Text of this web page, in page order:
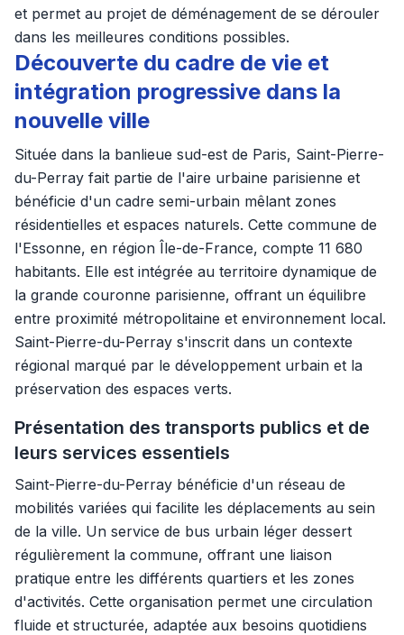
et permet au projet de déménagement de se dérouler
dans les meilleures conditions possibles.
Découverte du cadre de vie et
intégration progressive dans la
nouvelle ville
Située dans la banlieue sud-est de Paris, Saint-Pierre-
du-Perray fait partie de l'aire urbaine parisienne et
bénéficie d'un cadre semi-urbain mêlant zones
résidentielles et espaces naturels. Cette commune de
l'Essonne, en région Île-de-France, compte 11 680
habitants. Elle est intégrée au territoire dynamique de
la grande couronne parisienne, offrant un équilibre
entre proximité métropolitaine et environnement local.
Saint-Pierre-du-Perray s'inscrit dans un contexte
régional marqué par le développement urbain et la
préservation des espaces verts.
Présentation des transports publics et de
leurs services essentiels
Saint-Pierre-du-Perray bénéficie d'un réseau de
mobilités variées qui facilite les déplacements au sein
de la ville. Un service de bus urbain léger dessert
régulièrement la commune, offrant une liaison
pratique entre les différents quartiers et les zones
d'activités. Cette organisation permet une circulation
fluide et structurée, adaptée aux besoins quotidiens